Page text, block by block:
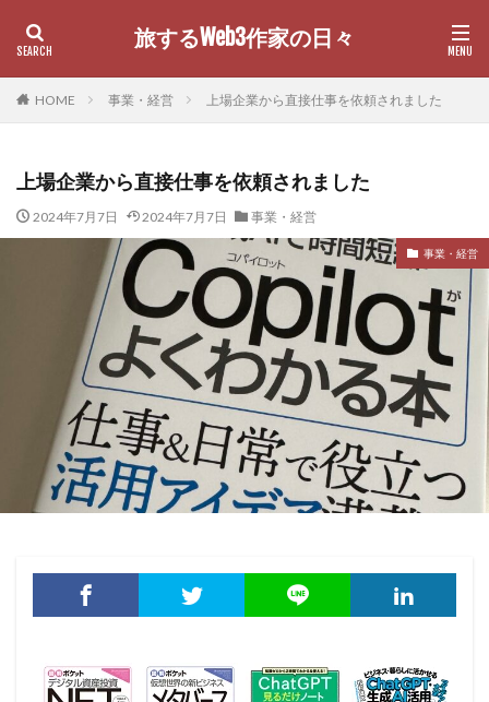
旅するWeb3作家の日々
HOME 事業・経営 上場企業から直接仕事を依頼されました
上場企業から直接仕事を依頼されました
2024年7月7日 2024年7月7日 事業・経営
事業・経営
検索